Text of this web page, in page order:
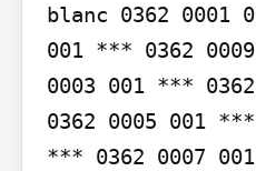
blanc 0362 0001
001 *** 0362
0003 001 ***
0362 0005 001
*** 0362 0007